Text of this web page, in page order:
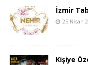
İzmir
25 Nisan
Kişiye